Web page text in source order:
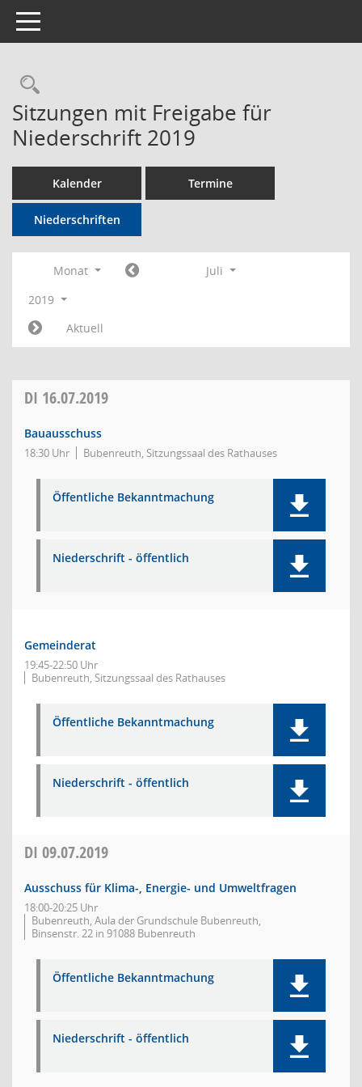
Toggle navigation
Rechercheauswahl
Sitzungen mit Freigabe für
Niederschrift 2019
Kalender Termine
Niederschriften
Monat
Juli
2019
Aktuell
DI 16.07.2019
Bauausschuss
18:30 Uhr Bubenreuth, Sitzungssaal des Rathauses
Öffentliche Bekanntmachung
Niederschrift - öffentlich
Gemeinderat
19:45-22:50 Uhr
Bubenreuth, Sitzungssaal des Rathauses
Öffentliche Bekanntmachung
Niederschrift - öffentlich
DI 09.07.2019
Ausschuss für Klima-, Energie- und Umweltfragen
18:00-20:25 Uhr
Bubenreuth, Aula der Grundschule Bubenreuth,
Binsenstr. 22 in 91088 Bubenreuth
Öffentliche Bekanntmachung
Niederschrift - öffentlich